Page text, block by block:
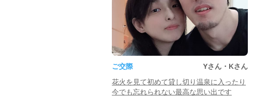
ご交際
Yさん・Kさん
花火を見て初めて貸し切り温泉に入ったり
今でも忘れられない最高な思い出です